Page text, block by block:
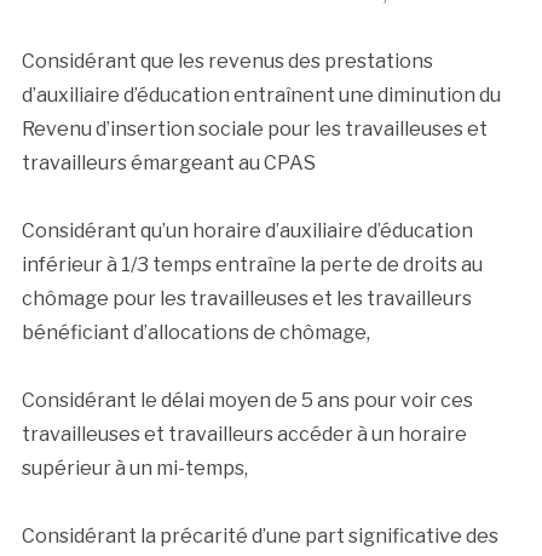
Considérant que les revenus des prestations
d’auxiliaire d’éducation entraînent une diminution du
Revenu d’insertion sociale pour les travailleuses et
travailleurs émargeant au CPAS
Considérant qu’un horaire d’auxiliaire d’éducation
inférieur à 1/3 temps entraîne la perte de droits au
chômage pour les travailleuses et les travailleurs
bénéficiant d’allocations de chômage,
Considérant le délai moyen de 5 ans pour voir ces
travailleuses et travailleurs accéder à un horaire
supérieur à un mi-temps,
Considérant la précarité d’une part significative des